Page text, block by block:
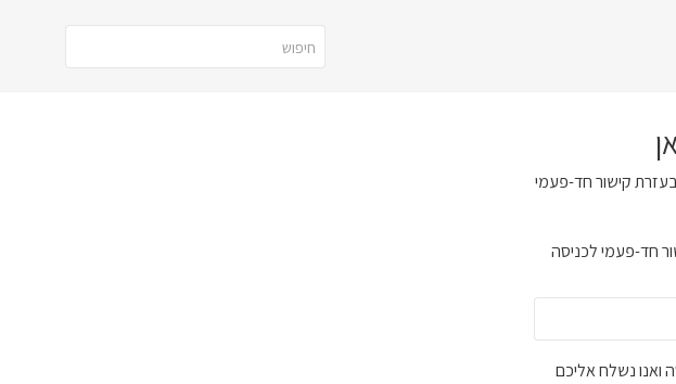
בעזרת קישור חד-פעמי
חד-פעמי לכניסה
ואנו נשלח אליכם